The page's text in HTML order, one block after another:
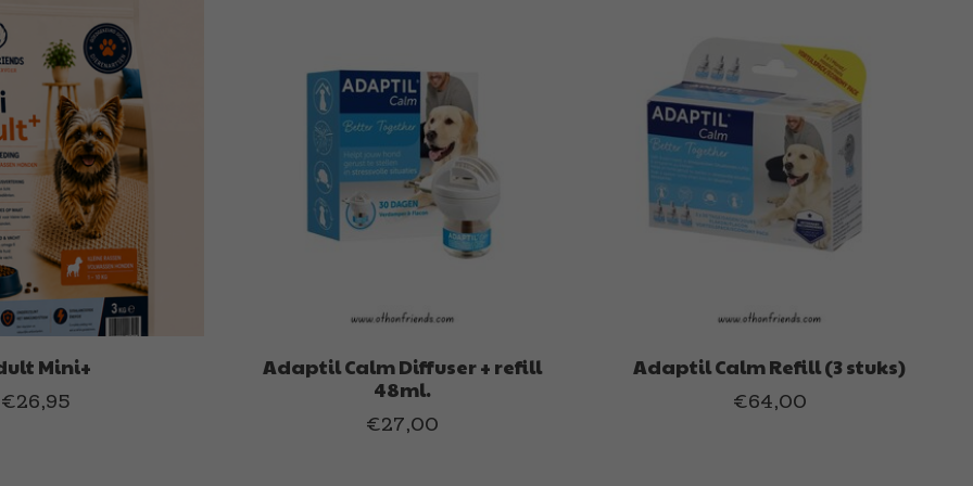
Mini+
€26,95
Adaptil Calm Diffuser + refill
48ml.
€27,00
Adaptil Calm Refill (3 stuks)
€64,00